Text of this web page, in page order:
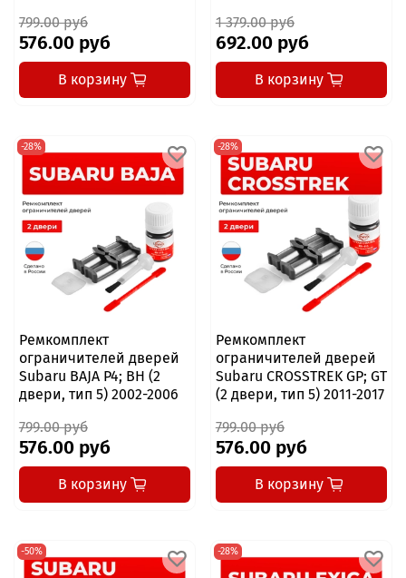
799.00 руб
576.00 руб
В корзину
1 379.00 руб
692.00 руб
В корзину
-28%
Ремкомплект
ограничителей дверей
Subaru BAJA P4; BH (2
двери, тип 5) 2002-2006
799.00 руб
576.00 руб
В корзину
-28%
Ремкомплект
ограничителей дверей
Subaru CROSSTREK GP; GT
(2 двери, тип 5) 2011-2017
799.00 руб
576.00 руб
В корзину
-50% -28%